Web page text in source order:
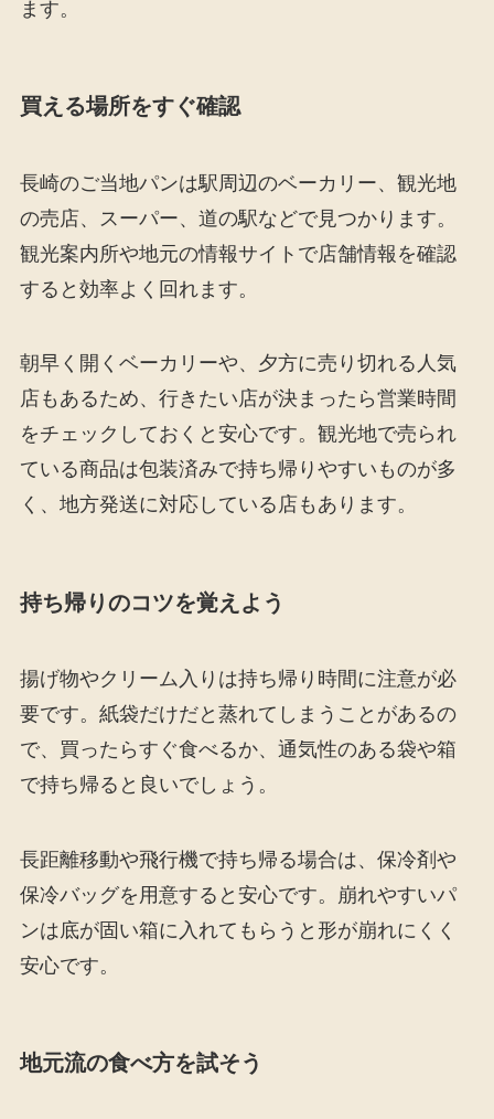
ます。
買える場所をすぐ確認
長崎のご当地パンは駅周辺のベーカリー、観光地
の売店、スーパー、道の駅などで見つかります。
観光案内所や地元の情報サイトで店舗情報を確認
すると効率よく回れます。
朝早く開くベーカリーや、夕方に売り切れる人気
店もあるため、行きたい店が決まったら営業時間
をチェックしておくと安心です。観光地で売られ
ている商品は包装済みで持ち帰りやすいものが多
く、地方発送に対応している店もあります。
持ち帰りのコツを覚えよう
揚げ物やクリーム入りは持ち帰り時間に注意が必
要です。紙袋だけだと蒸れてしまうことがあるの
で、買ったらすぐ食べるか、通気性のある袋や箱
で持ち帰ると良いでしょう。
長距離移動や飛行機で持ち帰る場合は、保冷剤や
保冷バッグを用意すると安心です。崩れやすいパ
ンは底が固い箱に入れてもらうと形が崩れにくく
安心です。
地元流の食べ方を試そう